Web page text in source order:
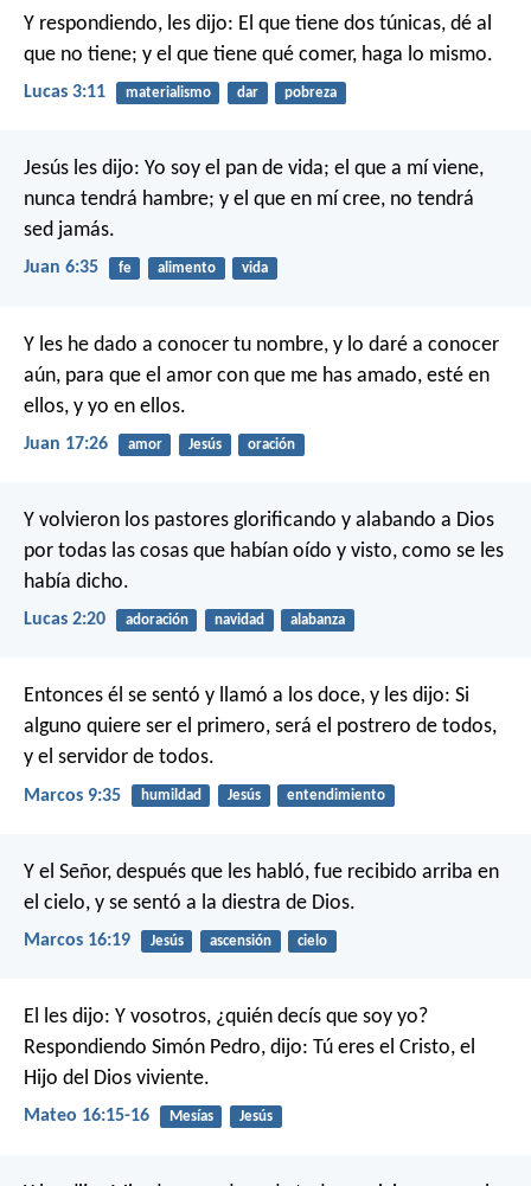
Y respondiendo, les dijo: El que tiene dos túnicas, dé al
que no tiene; y el que tiene qué comer, haga lo mismo.
Lucas 3:11 materialismo dar pobreza
Jesús les dijo: Yo soy el pan de vida; el que a mí viene,
nunca tendrá hambre; y el que en mí cree, no tendrá
sed jamás.
Juan 6:35 fe alimento vida
Y les he dado a conocer tu nombre, y lo daré a conocer
aún, para que el amor con que me has amado, esté en
ellos, y yo en ellos.
Juan 17:26 amor Jesús oración
Y volvieron los pastores glorificando y alabando a Dios
por todas las cosas que habían oído y visto, como se les
había dicho.
Lucas 2:20 adoración navidad alabanza
Entonces él se sentó y llamó a los doce, y les dijo: Si
alguno quiere ser el primero, será el postrero de todos,
y el servidor de todos.
Marcos 9:35 humildad Jesús entendimiento
Y el Señor, después que les habló, fue recibido arriba en
el cielo, y se sentó a la diestra de Dios.
Marcos 16:19 Jesús ascensión cielo
El les dijo: Y vosotros, ¿quién decís que soy yo?
Respondiendo Simón Pedro, dijo: Tú eres el Cristo, el
Hijo del Dios viviente.
Mateo 16:15-16 Mesías Jesús